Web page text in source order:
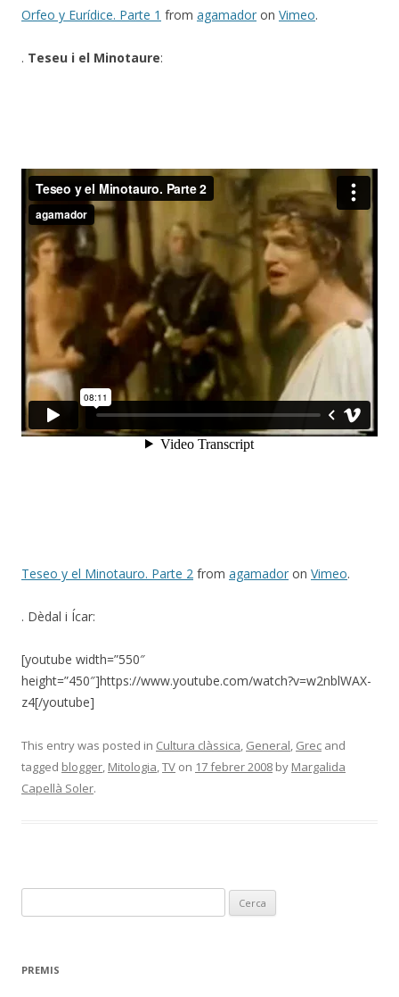
Orfeo y Eurídice. Parte 1 from agamador on Vimeo.
. Teseu i el Minotaure:
Teseo y el Minotauro. Parte 2 from agamador on Vimeo.
. Dèdal i Ícar:
[youtube width=”550″
height=”450″]https://www.youtube.com/watch?v=w2nblWAX-
z4[/youtube]
This entry was posted in Cultura clàssica, General, Grec and
tagged blogger, Mitologia,TV on 17 febrer 2008 by Margalida
Capellà Soler.
e
c
PREMIS